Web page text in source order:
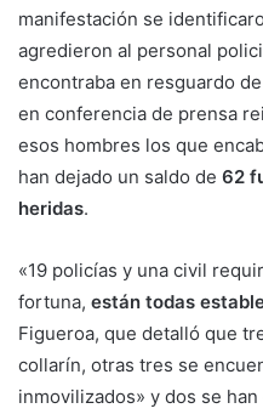
manifestación se
agredieron al personal
encontraba en resguardo
en conferencia de prensa
esos hombres los que
han dejado un saldo de 62
heridas.
«19 policías y una civil
fortuna, están todas
Figueroa, que detalló que
collarín, otras tres se
inmovilizados» y dos se